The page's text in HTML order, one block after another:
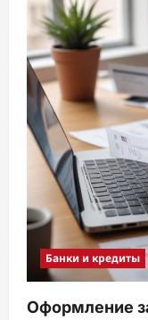
Банки и кредиты
Оформление